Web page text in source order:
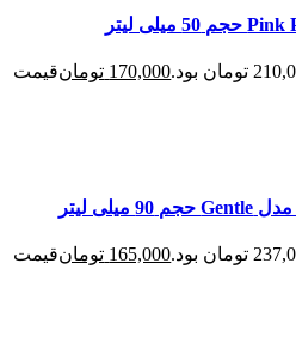
170,000 تومانقیمت
165,000 تومانقیمت